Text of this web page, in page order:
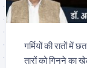
गर्मियों की रातों में
तारों को गिनने का